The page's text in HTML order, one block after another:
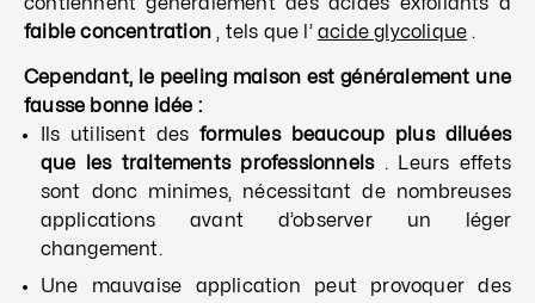
contiennent généralement des acides exfoliants à
faible concentration, tels que l’acide glycolique .
Cependant, le peeling maison est généralement une
fausse bonne idée :
Ils utilisent desformules beaucoup plus diluées
que les traitements professionnels . Leurs effets
sont donc minimes, nécessitant de nombreuses
applications avant d’observer un léger
changement.
Une mauvaise application peut provoquer des